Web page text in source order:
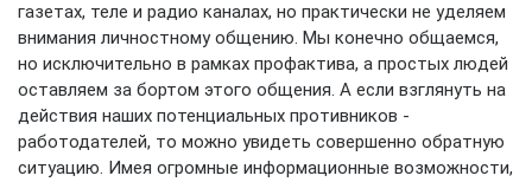
газетах, теле и радио каналах, но практически не уделяем
внимания личностному общению. Мы конечно общаемся,
но исключительно в рамках профактива, а простых людей
оставляем за бортом этого общения. А если взглянуть на
действия наших потенциальных противников -
работодателей, то можно увидеть совершенно обратную
ситуацию. Имея огромные информационные возможности,